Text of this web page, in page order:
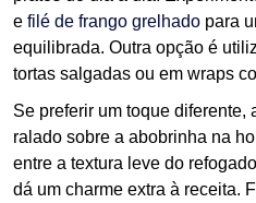
e filé de frango grelhado para
equilibrada. Outra opção é
tortas salgadas ou em wraps
Se preferir um toque
ralado sobre a abobrinha na
entre a textura leve do
dá um charme extra à receita.